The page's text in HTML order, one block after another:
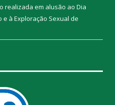
realizada em alusão ao Dia
e à Exploração Sexual de